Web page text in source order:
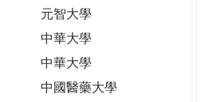
元智大學
中華大學
中華大學
中國醫藥大學